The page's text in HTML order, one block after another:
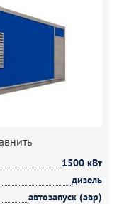
1500 кВт
дизель
автозапуск (авр)